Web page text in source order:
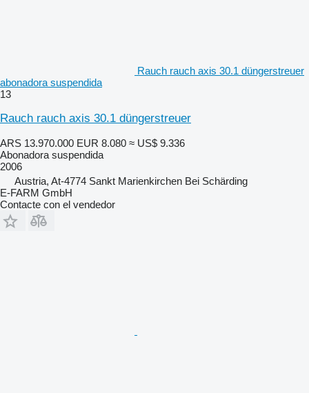
Rauch rauch axis 30.1 düngerstreuer
abonadora suspendida
13
Rauch rauch axis 30.1 düngerstreuer
ARS 13.970.000 EUR 8.080 ≈ US$ 9.336
Abonadora suspendida
2006
Austria, At-4774 Sankt Marienkirchen Bei Schärding
E-FARM GmbH
Contacte con el vendedor